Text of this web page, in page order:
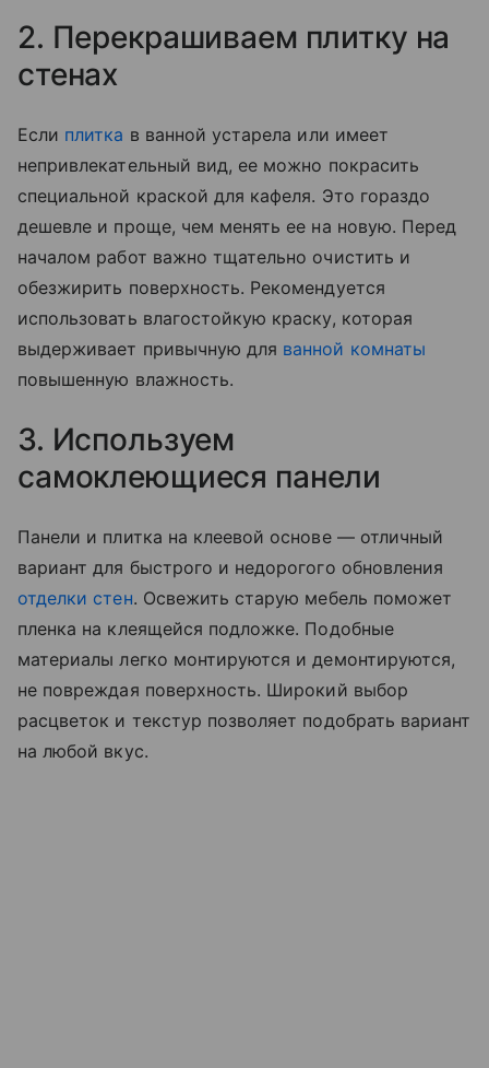
2. Перекрашиваем плитку на
стенах
Если плитка в ванной устарела или имеет
непривлекательный вид, ее можно покрасить
специальной краской для кафеля. Это гораздо
дешевле и проще, чем менять ее на новую. Перед
началом работ важно тщательно очистить и
обезжирить поверхность. Рекомендуется
использовать влагостойкую краску, которая
выдерживает привычную для ванной комнаты
повышенную влажность.
3. Используем
самоклеющиеся панели
Панели и плитка на клеевой основе — отличный
вариант для быстрого и недорогого обновления
отделки стен. Освежить старую мебель поможет
пленка на клеящейся подложке. Подобные
материалы легко монтируются и демонтируются,
не повреждая поверхность. Широкий выбор
расцветок и текстур позволяет подобрать вариант
на любой вкус.